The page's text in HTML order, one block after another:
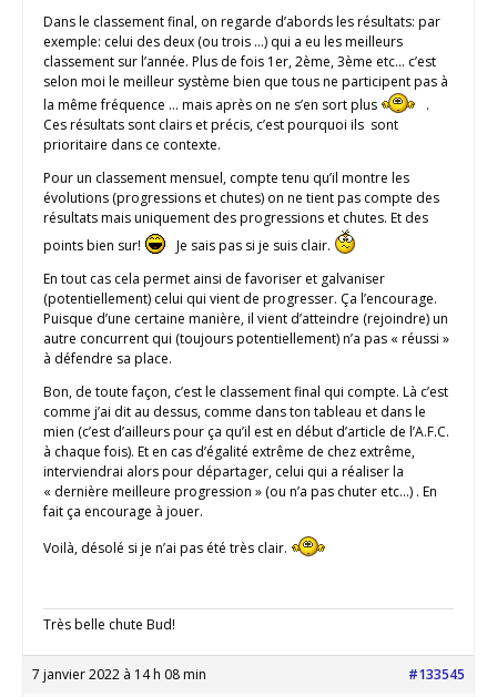
Dans le classement final, on regarde d’abords les résultats: par
exemple: celui des deux (ou trois …) qui a eu les meilleurs
classement sur l’année. Plus de fois 1er, 2ème, 3ème etc… c’est
selon moi le meilleur système bien que tous ne participent pas à
la même fréquence … mais après on ne s’en sort plus
.
Ces résultats sont clairs et précis, c’est pourquoi ils sont
prioritaire dans ce contexte.
Pour un classement mensuel, compte tenu qu’il montre les
évolutions (progressions et chutes) on ne tient pas compte des
résultats mais uniquement des progressions et chutes. Et des
points bien sur!
Je sais pas si je suis clair.
En tout cas cela permet ainsi de favoriser et galvaniser
(potentiellement) celui qui vient de progresser. Ça l’encourage.
Puisque d’une certaine manière, il vient d’atteindre (rejoindre) un
autre concurrent qui (toujours potentiellement) n’a pas « réussi »
à défendre sa place.
Bon, de toute façon, c’est le classement final qui compte. Là c’est
comme j’ai dit au dessus, comme dans ton tableau et dans le
mien (c’est d’ailleurs pour ça qu’il est en début d’article de l’A.F.C.
à chaque fois). Et en cas d’égalité extrême de chez extrême,
interviendrai alors pour départager, celui qui a réaliser la
« dernière meilleure progression » (ou n’a pas chuter etc…) . En
fait ça encourage à jouer.
Voilà, désolé si je n’ai pas été très clair.
Très belle chute Bud!
7 janvier 2022 à 14 h 08 min #133545